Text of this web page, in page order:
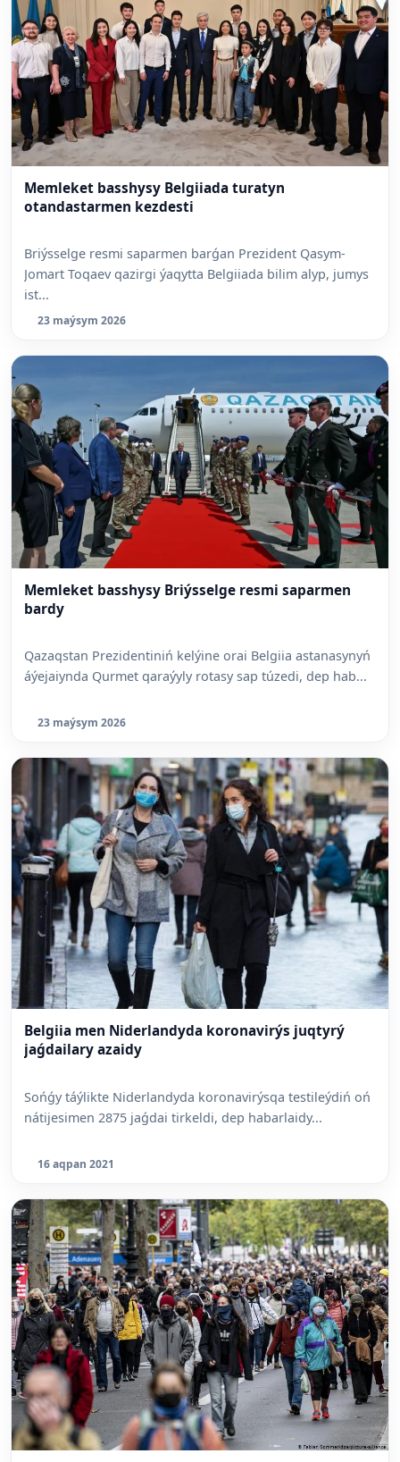
Memleket basshysy Belgiiada turatyn
otandastarmen kezdesti
Briýsselge resmi saparmen barǵan Prezident Qasym-
Jomart Toqaev qazirgi ýaqytta Belgiiada bilim alyp, jumys
ist...
23 maýsym 2026
Memleket basshysy Briýsselge resmi saparmen
bardy
Qazaqstan Prezidentiniń kelýine orai Belgiia astanasynyń
áýejaiynda Qurmet qaraýyly rotasy sap túzedi, dep hab...
23 maýsym 2026
Belgiia men Niderlandyda koronavirýs juqtyrý
jaǵdailary azaidy
Sońǵy táýlikte Niderlandyda koronavirýsqa testileýdiń oń
nátijesimen 2875 jaǵdai tirkeldi, dep habarlaidy...
16 aqpan 2021